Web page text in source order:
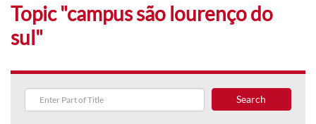
Topic "campus são lourenço do
sul"
Search